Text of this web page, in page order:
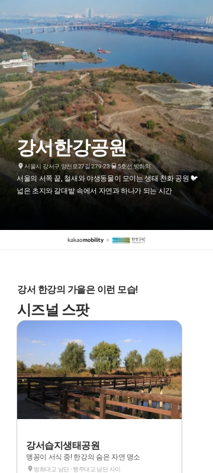
강서한강공원
서울시 강서구 양천로27길 279-23 5호선 방화역
서울의 서쪽 끝, 철새와 야생동물이 모이는 생태 친화 공원 🐦
넓은 초지와 갈대밭 속에서 자연과 하나가 되는 시간
강서 한강의 가을은 이런 모습!
시즈널 스팟
강서습지생태공원
맹꽁이 서식 중! 한강의 숨은 자연 명소
방화대교 남단 - 행주대교 남단 사이